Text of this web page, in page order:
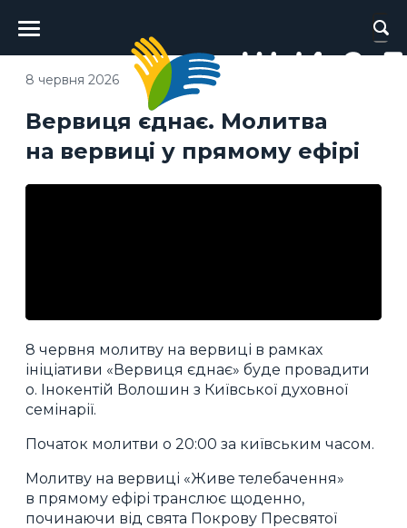
Головне
меню
Вервиця єднає. Молитва
на вервиці у прямому ефірі
8 червня 2026
8 червня молитву на вервиці в рамках
ініціативи «Вервиця єднає» буде провадити
о. Інокентій Волошин з Київської духовної
семінарії.
Початок молитви о 20:00 за київським часом.
Молитву на вервиці «Живе телебачення»
в прямому ефірі транслює щоденно,
починаючи від свята Покрову Пресвятої